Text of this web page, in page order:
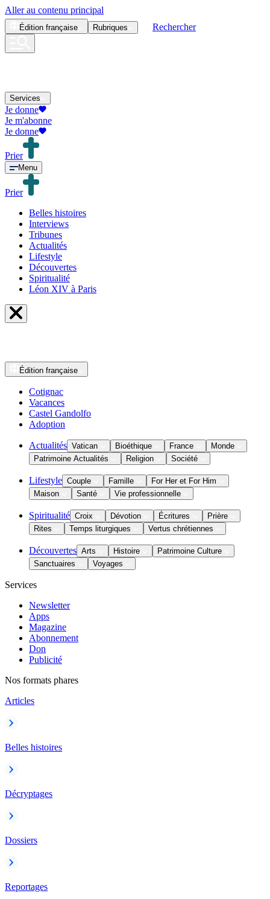
Aller au contenu principal
Édition française Rubriques Rechercher
Services
Je donne
Je m'abonne
Je donne
Prier
Menu
Prier
Belles histoires
Interviews
Tribunes
Actualités
Lifestyle
Découvertes
Spiritualité
Léon XIV à Paris
Édition française
Cotignac
Vacances
Castel Gandolfo
Adoption
Actualités Vatican Bioéthique France
Monde
Patrimoine Actualités
Religion Société
Lifestyle Couple Famille
For Her et For Him
Maison
Santé Vie professionnelle
Spiritualité Croix Dévotion Écritures
Prière
Rites
Temps liturgiques Vertus chrétiennes
Découvertes Arts Histoire
Patrimoine Culture
Sanctuaires
Voyages
Services
Newsletter
Apps
Magazine
Abonnement
Don
Publicité
Nos formats phares
Articles
Belles histoires
Décryptages
Dossiers
Reportages